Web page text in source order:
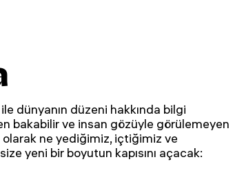
dünyanın düzeni hakkında bilgi
bakabilir ve insan gözüyle görülemeyen
ne yediğimiz, içtiğimiz ve
yeni bir boyutun kapısını açacak: